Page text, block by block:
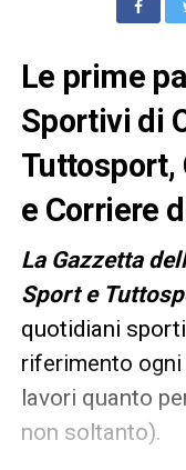
Le prime
Sportivi di
Tuttosport,
e Corriere
La Gazzetta
Sport e
quotidiani
riferimento
lavori quanto
non soltanto).